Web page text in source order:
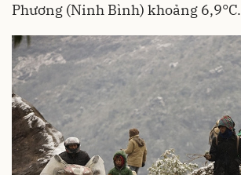
Phương (Ninh Bình) khoảng 6,9°C.